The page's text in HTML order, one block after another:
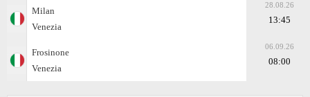
Milan
Venezia
28.08.26
13:45
Frosinone
Venezia
06.09.26
08:00